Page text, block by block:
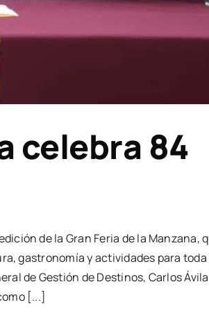
celebra 84
de la Gran Feria de la Manzana,
gastronomía y actividades para
de Gestión de Destinos, Carlos
[...]